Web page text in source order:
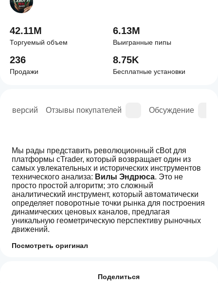
версий Отзывы покупателей Обсуждение
Мы рады представить революционный cBot для
платформы cTrader, который возвращает один из
самых увлекательных и исторических инструментов
технического анализа: Вилы Эндрюса. Это не
просто простой алгоритм; это сложный
аналитический инструмент, который автоматически
определяет поворотные точки рынка для построения
динамических ценовых каналов, предлагая
уникальную геометрическую перспективу рыночных
движений.
Первые результаты говорят сами за себя: с
исключительную производительность, как видно на
Посмотреть оригинал
Поделиться
42.11M
Торгуемый объем
6.13M
Выигранные пипы
236
Продажи
8.75K
Бесплатные установки